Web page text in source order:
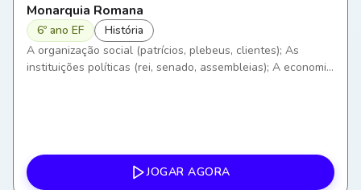
Monarquia Romana
6º ano EF
História
A organização social (patrícios, plebeus, clientes); As
instituições políticas (rei, senado, assembleias); A economia
JOGAR AGORA